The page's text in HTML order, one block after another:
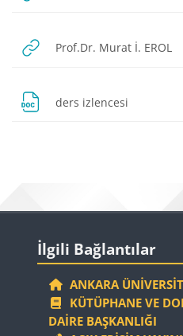
Prof.Dr. Murat İ. EROL
ders izlencesi
Bloklar
İlgili Bağlantılar
ANKARA
KÜTÜPHANE VE
DAIRE BAŞKANLIĞI